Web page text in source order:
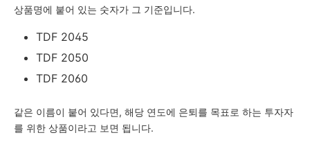
상품명에 붙어 있는 숫자가 그 기준입니다.
TDF 2045
TDF 2050
TDF 2060
같은 이름이 붙어 있다면, 해당 연도에 은퇴를 목표로 하는 투자자
를 위한 상품이라고 보면 됩니다.